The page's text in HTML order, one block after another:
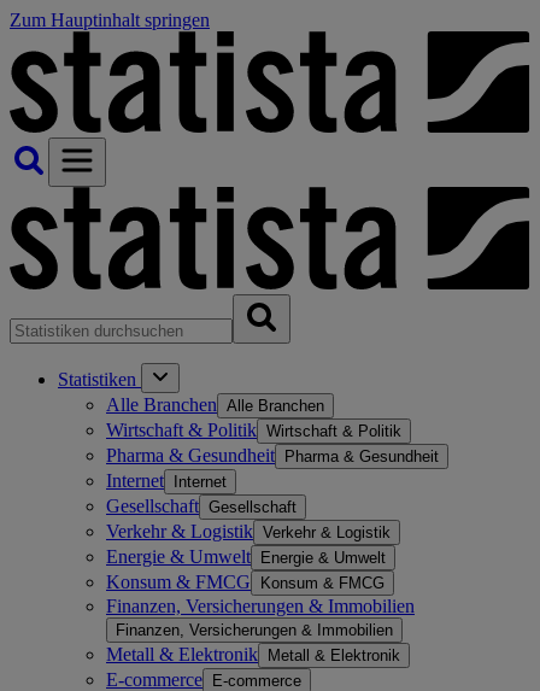
Zum Hauptinhalt springen
Statistiken
Alle Branchen Alle Branchen
Wirtschaft & Politik Wirtschaft & Politik
Pharma & Gesundheit Pharma & Gesundheit
Internet Internet
Gesellschaft Gesellschaft
Verkehr & Logistik Verkehr & Logistik
Energie & Umwelt Energie & Umwelt
Konsum & FMCG Konsum & FMCG
Finanzen, Versicherungen & Immobilien
Finanzen, Versicherungen & Immobilien
Metall & Elektronik Metall & Elektronik
E-commerce E-commerce